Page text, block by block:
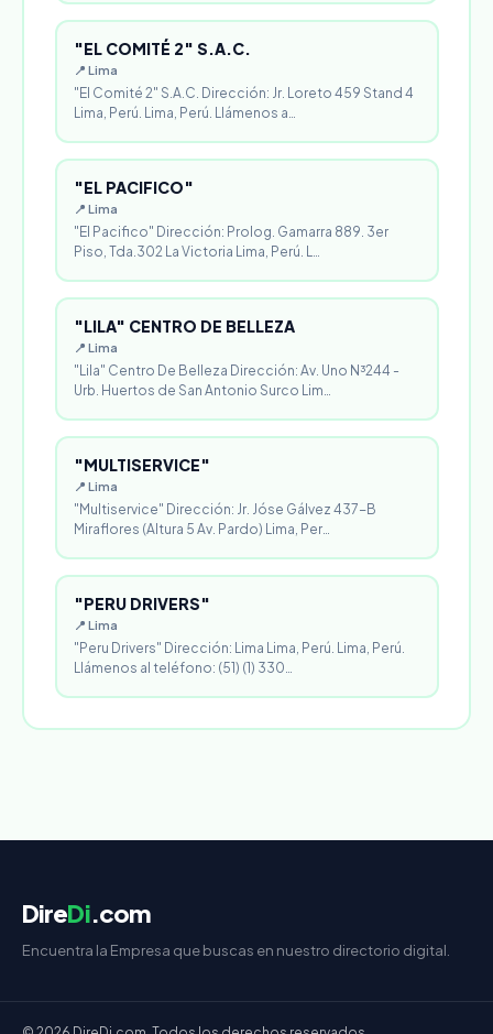
"EL COMITÉ 2" S.A.C.
📍 Lima
"El Comité 2" S.A.C. Dirección: Jr. Loreto 459 Stand 4
Lima, Perú. Lima, Perú. Llámenos a…
"EL PACIFICO"
📍 Lima
"El Pacifico" Dirección: Prolog. Gamarra 889. 3er
Piso, Tda.302 La Victoria Lima, Perú. L…
"LILA" CENTRO DE BELLEZA
📍 Lima
"Lila" Centro De Belleza Dirección: Av. Uno N³244 -
Urb. Huertos de San Antonio Surco Lim…
"MULTISERVICE"
📍 Lima
"Multiservice" Dirección: Jr. Jóse Gálvez 437-B
Miraflores (Altura 5 Av. Pardo) Lima, Per…
"PERU DRIVERS"
📍 Lima
"Peru Drivers" Dirección: Lima Lima, Perú. Lima, Perú.
Llámenos al teléfono: (51) (1) 330…
DireDi.com
Encuentra la Empresa que buscas en nuestro directorio digital.